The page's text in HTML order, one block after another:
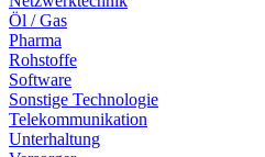
Öl / Gas
Pharma
Rohstoffe
Software
Sonstige Technologie
Telekommunikation
Unterhaltung